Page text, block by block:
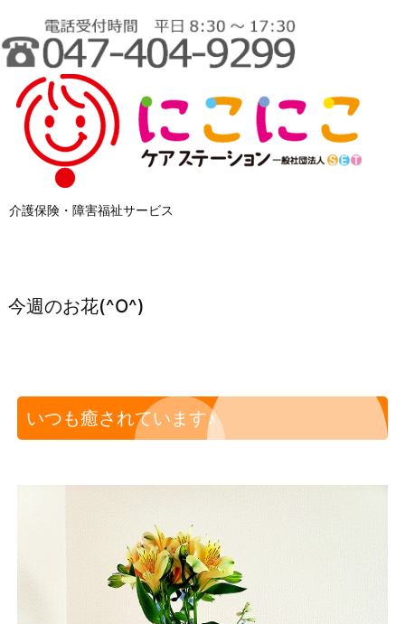
介護保険・障害福祉サービス
今週のお花(^O^)
いつも癒されています♪